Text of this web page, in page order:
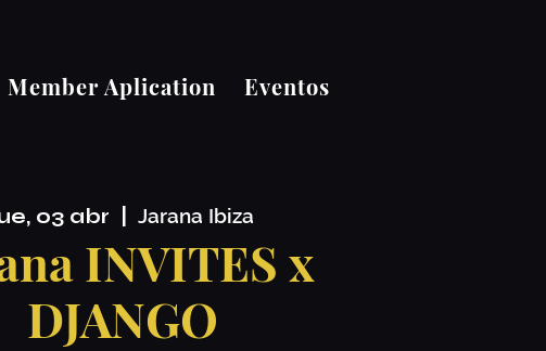
Member Aplication Eventos
03 abr Jarana Ibiza
INVITES x
DJANGO